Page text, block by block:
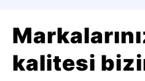
kalitesi